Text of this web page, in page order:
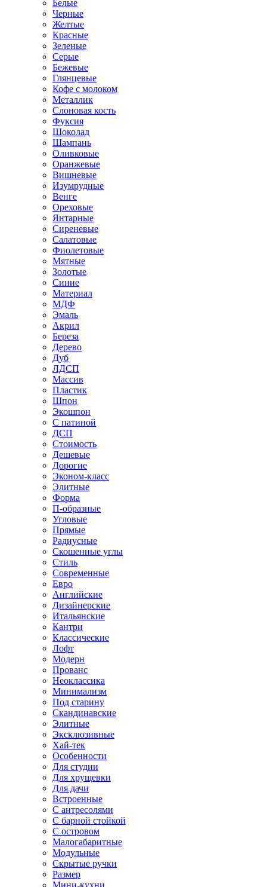
Белые
Черные
Желтые
Красные
Зеленые
Серые
Бежевые
Глянцевые
Кофе с молоком
Металлик
Слоновая кость
Фуксия
Шоколад
Шампань
Оливковые
Оранжевые
Вишневые
Изумрудные
Венге
Ореховые
Янтарные
Сиреневые
Салатовые
Фиолетовые
Мятные
Золотые
Синие
Материал
МДФ
Эмаль
Акрил
Береза
Дерево
Дуб
ЛДСП
Массив
Пластик
Шпон
Экошпон
С патиной
ДСП
Стоимость
Дешевые
Дорогие
Эконом-класс
Элитные
Форма
П-образные
Угловые
Прямые
Радиусные
Скошенные углы
Стиль
Современные
Евро
Английские
Дизайнерские
Итальянские
Кантри
Классические
Лофт
Модерн
Прованс
Неоклассика
Минимализм
Под старину
Скандинавские
Элитные
Эксклюзивные
Хай-тек
Особенности
Для студии
Для хрущевки
Для дачи
Встроенные
С антресолями
С барной стойкой
С островом
Малогабаритные
Модульные
Скрытые ручки
Размер
Мини-кухни